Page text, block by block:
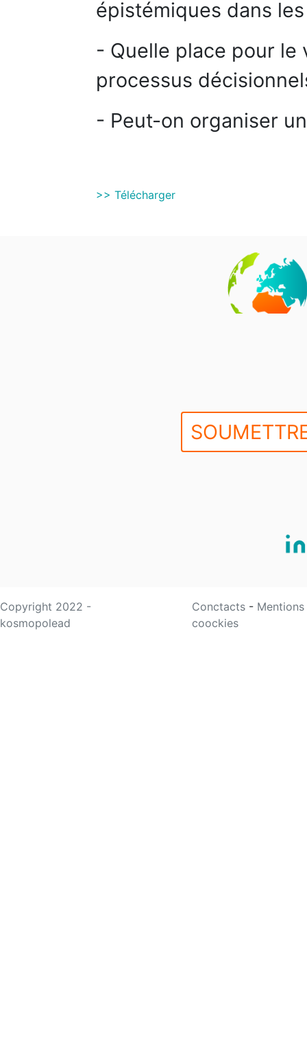
épistémiques dans
- Quelle place pour le
processus
- Peut-on organiser
>> Télécharger
Copyright 2022 -
kosmopolead
Conctacts -
coockies